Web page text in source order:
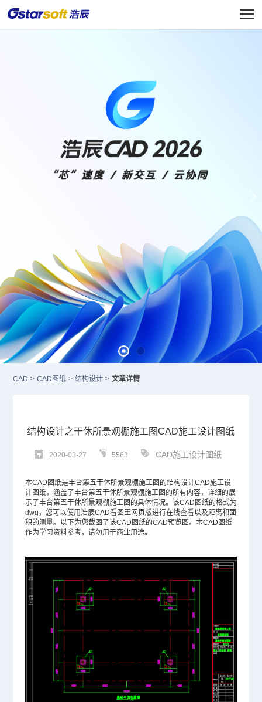
CAD > CAD图纸 > 结构设计 > 文章详情
结构设计之干休所景观棚施工图CAD施工设计图纸
2020-03-27 5563 CAD施工设计图纸
本CAD图纸是丰台第五干休所景观棚施工图的结构设计CAD施工设
计图纸，涵盖了丰台第五干休所景观棚施工图的所有内容，详细的展
示了丰台第五干休所景观棚施工图的具体情况。该CAD图纸的格式为
dwg，您可以使用浩辰CAD看图王网页版进行在线查看以及距离和面
积的测量。以下为您截图了该CAD图纸的CAD预览图。本CAD图纸
作为学习资料参考，请勿用于商业用途。